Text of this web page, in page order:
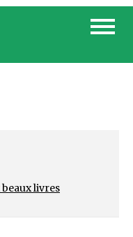
Toggle
beaux livres